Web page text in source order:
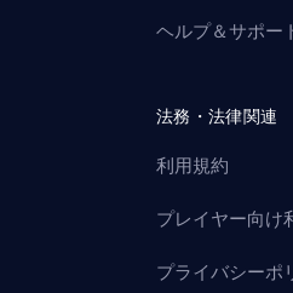
ヘルプ＆サポー
法務・法律関連
利用規約
プレイヤー向け
プライバシーポ